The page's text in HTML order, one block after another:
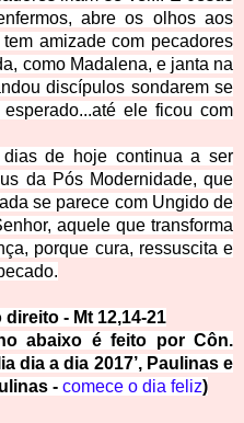
abre os olhos aos
amizade com pecadores
como Madalena, e janta na
discípulos sondarem se
ele ficou com
de hoje continua a ser
da Pós Modernidade, que
se parece com Ungido de
aquele que transforma
porque cura, ressuscita e
direito - Mt 12,14-21
abaixo é feito por Côn.
dia a dia 2017’, Paulinas e
- comece o dia feliz)